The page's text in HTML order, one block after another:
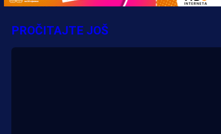
PROČITAJTE JOŠ